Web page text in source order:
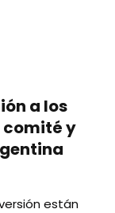
a los
y
están